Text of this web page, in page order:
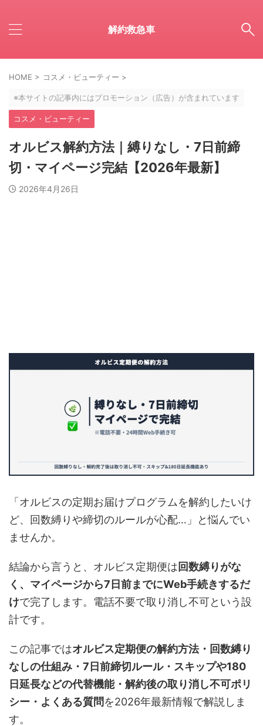
解約救急車
HOME > コスメ・ビューティー >
※本サイトの記事内にはプロモーション（広告）が含まれています
コスメ・ビューティー
オルビス解約方法｜縛りなし・7日前締
切・マイページ完結【2026年最新】
2026年4月26日
「オルビスの定期お届けプログラムを解約したいけ
ど、回数縛りや締切のルールが心配…」と悩んでい
ませんか。
結論から言うと、オルビス定期便は回数縛りがな
く、マイページから7日前までにWeb手続きするだ
けで完了します。電話不要で取り消し不可という設
計です。
この記事ではオルビス定期便の解約方法・回数縛り
なしの仕組み・7日前締切ルール・スキップや180
日延長などの代替機能・解約後の取り消し不可ポリ
シー・よくある質問を2026年最新情報で解説しま
す。